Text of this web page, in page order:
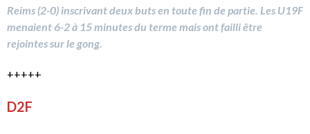
Reims (2-0) inscrivant deux buts en toute fin de partie. Les U19F
menaient 6-2 à 15 minutes du terme mais ont failli être
rejointes sur le gong.
+++++
D2F